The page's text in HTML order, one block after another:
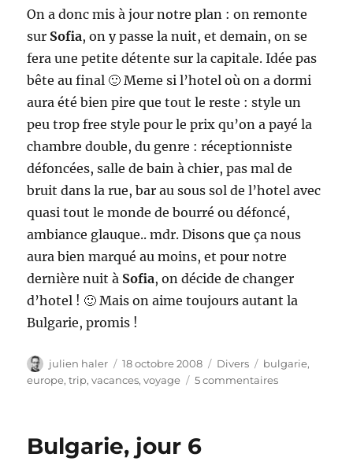
On a donc mis à jour notre plan : on remonte
sur Sofia, on y passe la nuit, et demain, on se
fera une petite détente sur la capitale. Idée pas
bête au final 🙂 Meme si l’hotel où on a dormi
aura été bien pire que tout le reste : style un
peu trop free style pour le prix qu’on a payé la
chambre double, du genre : réceptionniste
défoncées, salle de bain à chier, pas mal de
bruit dans la rue, bar au sous sol de l’hotel avec
quasi tout le monde de bourré ou défoncé,
ambiance glauque.. mdr. Disons que ça nous
aura bien marqué au moins, et pour notre
dernière nuit à Sofia, on décide de changer
d’hotel ! 🙂 Mais on aime toujours autant la
Bulgarie, promis !
Auteur
julien haler
Publié
le
18 octobre 2008 Catégories
Divers Étiquettes
bulgarie,
europe,trip,vacances,voyage 5 commentairessur
Bulgarie, jour 6